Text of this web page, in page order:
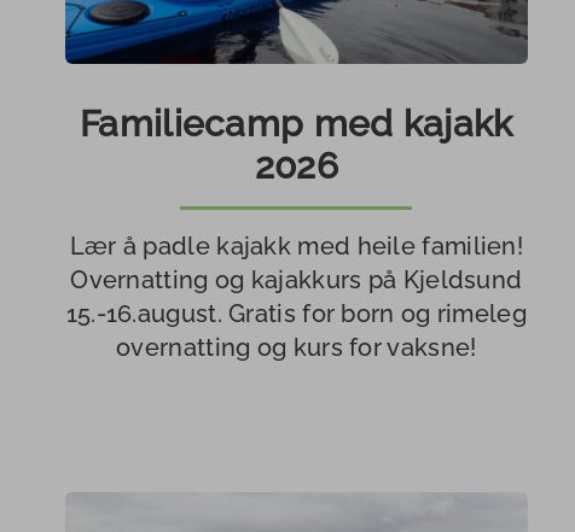
Familiecamp med kajakk
2026
Lær å padle kajakk med heile familien!
Overnatting og kajakkurs på Kjeldsund
15.-16.august. Gratis for born og rimeleg
overnatting og kurs for vaksne!